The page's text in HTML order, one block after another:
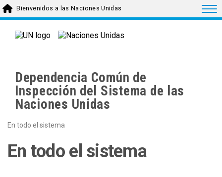
Skip to main content
Bienvenidos a las Naciones Unidas
Dependencia Común de
Inspección del Sistema de las
Naciones Unidas
En todo el sistema
En todo el sistema